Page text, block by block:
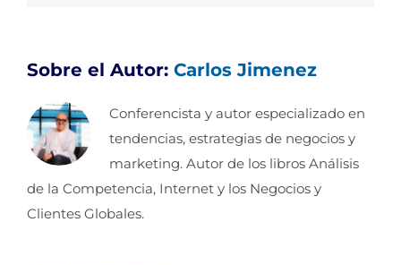
Sobre el Autor: Carlos Jimenez
Conferencista y autor especializado en
tendencias, estrategias de negocios y
marketing. Autor de los libros Análisis
de la Competencia, Internet y los Negocios y
Clientes Globales.